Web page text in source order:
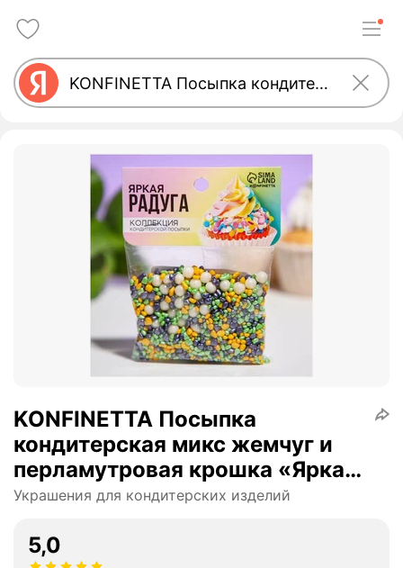
KONFINETTA Посыпка
кондитерская микс жемчуг и
перламутровая крошка «Яркая
радуга»
Украшения для кондитерских изделий
5,0